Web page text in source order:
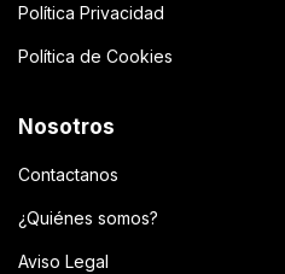
Política Privacidad
Política de Cookies
Nosotros
Contactanos
¿Quiénes somos?
Aviso Legal